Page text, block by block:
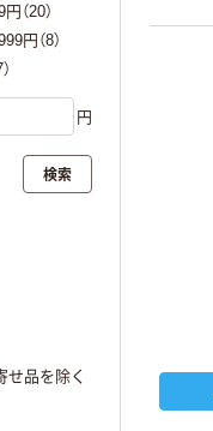
（20）
円（8）
円
検索
せ品を除く